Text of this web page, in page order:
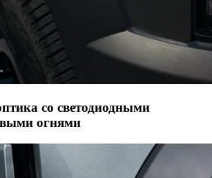
со светодиодными
огнями